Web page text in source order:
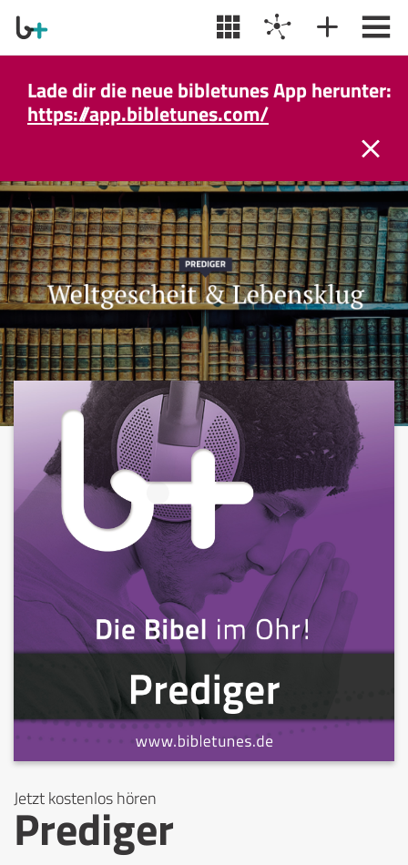
Lade dir die neue bibletunes App herunter:
https://app.bibletunes.com/
Jetzt kostenlos hören
Prediger